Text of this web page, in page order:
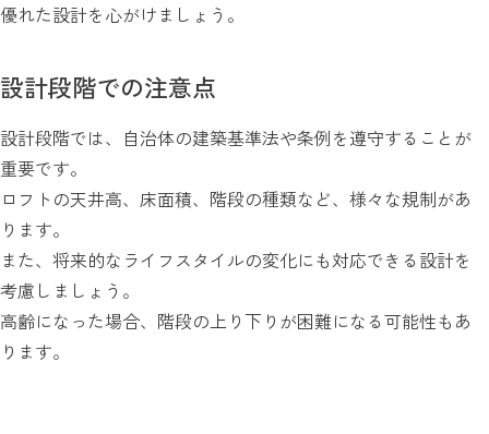
優れた設計を心がけましょう。
設計段階での注意点
設計段階では、自治体の建築基準法や条例を遵守することが
重要です。
ロフトの天井高、床面積、階段の種類など、様々な規制があ
ります。
また、将来的なライフスタイルの変化にも対応できる設計を
考慮しましょう。
高齢になった場合、階段の上り下りが困難になる可能性もあ
ります。